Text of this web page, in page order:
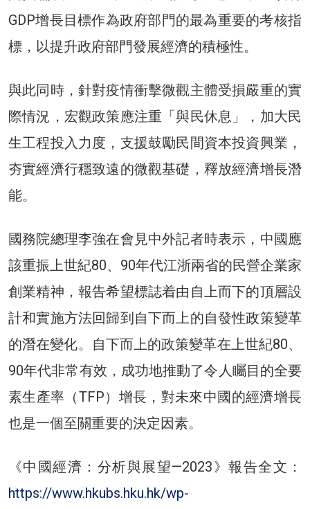
GDP增長目標作為政府部門的最為重要的考核指
標，以提升政府部門發展經濟的積極性。
與此同時，針對疫情衝擊微觀主體受損嚴重的實
際情況，宏觀政策應注重「與民休息」，加大民
生工程投入力度，支援鼓勵民間資本投資興業，
夯實經濟行穩致遠的微觀基礎，釋放經濟增長潛
能。
國務院總理李強在會見中外記者時表示，中國應
該重振上世紀80、90年代江浙兩省的民營企業家
創業精神，報告希望標誌着由自上而下的頂層設
計和實施方法回歸到自下而上的自發性政策變革
的潛在變化。自下而上的政策變革在上世紀80、
90年代非常有效，成功地推動了令人矚目的全要
素生產率（TFP）增長，對未來中國的經濟增長
也是一個至關重要的決定因素。
《中國經濟：分析與展望—2023》報告全文：
https://www.hkubs.hku.hk/wp-